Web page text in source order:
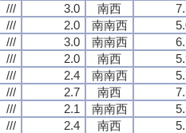
/// 3.0 南西
/// 2.0 南南西
/// 3.0 南南西
/// 2.0 南西
/// 2.4 南南西
/// 2.7 南西
/// 2.1 南南西
/// 2.4 南西